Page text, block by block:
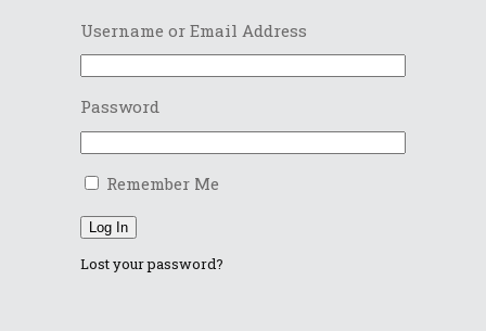
Username or Email Address
Password
Remember Me
Log In
Lost your password?